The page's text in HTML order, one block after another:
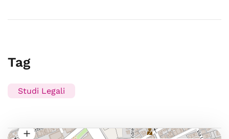
Tag
Studi Legali